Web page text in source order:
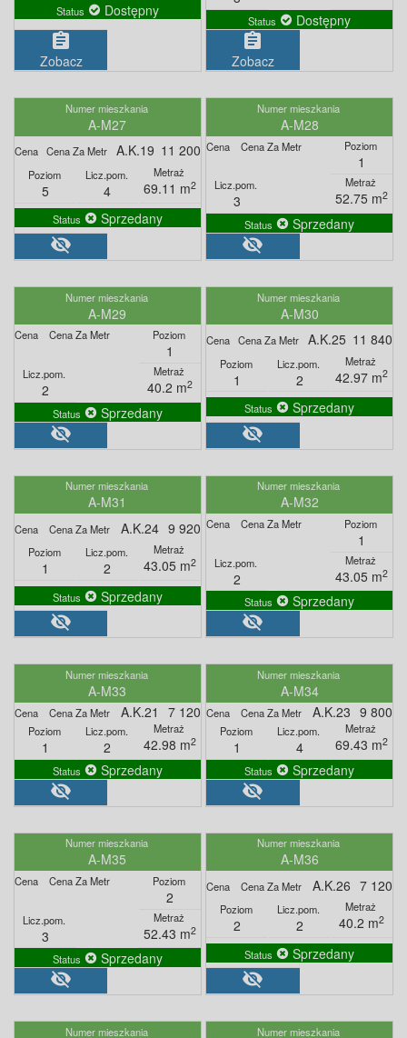
assignment
Zobacz
Dostępny
assignment
Zobacz
Dostępny
A-M27
69.11 m2
5 4
A.K.19 11 200
visibility_off
Sprzedany
A-M28
52.75 m2
1
3
visibility_off
Sprzedany
A-M29
40.2 m2
1
2
visibility_off
Sprzedany
A-M30
42.97 m2
1 2
A.K.25 11 840
visibility_off
Sprzedany
A-M31
43.05 m2
1 2
A.K.24 9 920
visibility_off
Sprzedany
A-M32
43.05 m2
1
2
visibility_off
Sprzedany
A-M33
42.98 m2
1 2
A.K.21 7 120
visibility_off
Sprzedany
A-M34
69.43 m2
1 4
A.K.23 9 800
visibility_off
Sprzedany
A-M35
52.43 m2
2
3
visibility_off
Sprzedany
A-M36
40.2 m2
2 2
A.K.26 7 120
visibility_off
Sprzedany